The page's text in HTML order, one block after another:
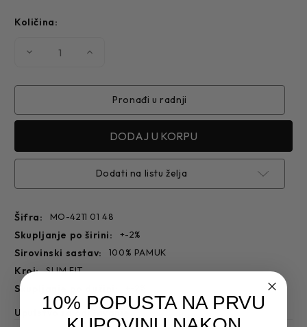
Količina:
Smanjite
4211
Povećajte
4211
Pronađi u radnji
Dodati na listu želja
Šifra: MO-4211 01 48
sirovinski sastav: 100% PAMUK
skupljanje po dužini:
skupljanje po širini: +-2%
kroj: SLIM FIT
Uputstvo za održavanje
10% POPUSTA NA PRVU